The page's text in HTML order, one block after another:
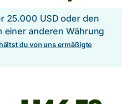
25.000 USD oder den
einer anderen Währung
du von uns ermäßigte